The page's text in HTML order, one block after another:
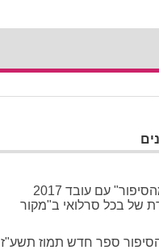
"מה למדת מהסיפור" עם עובד 2017
של בכל סרלואי ב"מקור
ספר חדש תמוז תשע"ז